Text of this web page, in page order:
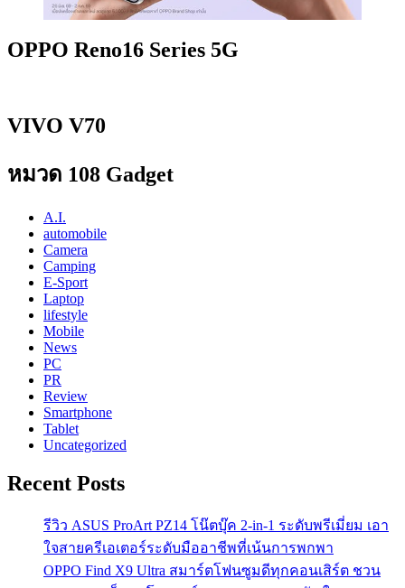
OPPO Reno16 Series 5G
VIVO V70
หมวด 108 Gadget
A.I.
automobile
Camera
Camping
E-Sport
Laptop
lifestyle
Mobile
News
PC
PR
Review
Smartphone
Tablet
Uncategorized
Recent Posts
รีวิว ASUS ProArt PZ14 โน๊ตบุ๊ค 2-in-1 ระดับพรีเมี่ยม เอา
ใจสายครีเอเตอร์ระดับมืออาชีพที่เน้นการพกพา
OPPO Find X9 Ultra สมาร์ตโฟนซูมดีทุกคอนเสิร์ต ชวน